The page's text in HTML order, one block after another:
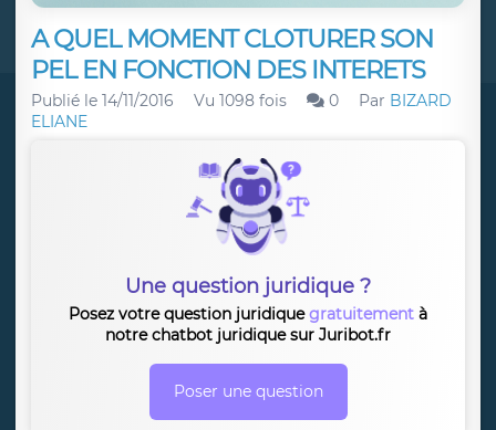
A QUEL MOMENT CLOTURER SON
PEL EN FONCTION DES INTERETS
Publié le 14/11/2016 Vu 1098 fois 0 Par BIZARD
ELIANE
Une question juridique ?
Posez votre question juridiquegratuitement à
notre chatbot juridique sur Juribot.fr
Poser une question